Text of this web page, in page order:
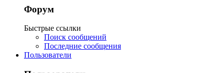
Форум
Быстрые ссылки
Поиск сообщений
Последние сообщения
Пользователи